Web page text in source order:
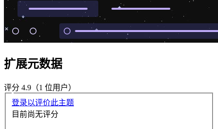
扩展元数据
评分 4.9（1 位用户）
登录以评价此主题
目前尚无评分